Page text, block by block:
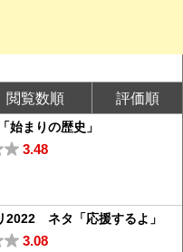
閲覧数順 評価順
まりの歴史」
3.48
ネタ「応援するよ」
3.08